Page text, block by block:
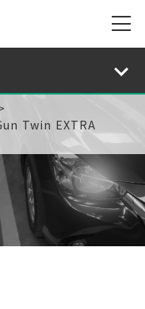
ナ
ク
株
式
会
社
Twin EXTRA
旭
サ
ナ
ッ
株
式
社
サ
イ
ト